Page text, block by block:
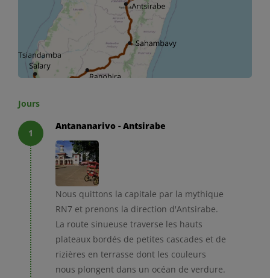
Jours
1
Antananarivo - Antsirabe
Nous quittons la capitale par la mythique
RN7 et prenons la direction d'Antsirabe.
La route sinueuse traverse les hauts
plateaux bordés de petites cascades et de
rizières en terrasse dont les couleurs
nous plongent dans un océan de verdure.